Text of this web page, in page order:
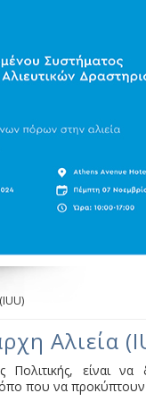
Αλιεία
είναι να
που να προκύπτουν